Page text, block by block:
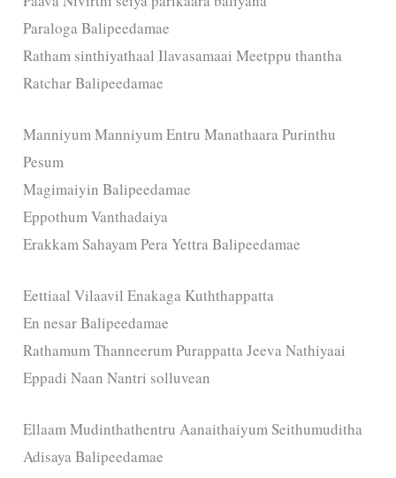
Paraloga Balipeedamae
Ratham sinthiyathaal Ilavasamaai Meetppu thantha
Ratchar Balipeedamae
Manniyum Manniyum Entru Manathaara Purinthu
Pesum
Magimaiyin Balipeedamae
Eppothum Vanthadaiya
Erakkam Sahayam Pera Yettra Balipeedamae
Eettiaal Vilaavil Enakaga Kuththappatta
En nesar Balipeedamae
Rathamum Thanneerum Purappatta Jeeva Nathiyaai
Eppadi Naan Nantri solluvean
Ellaam Mudinthathentru Aanaithaiyum Seithumuditha
Adisaya Balipeedamae